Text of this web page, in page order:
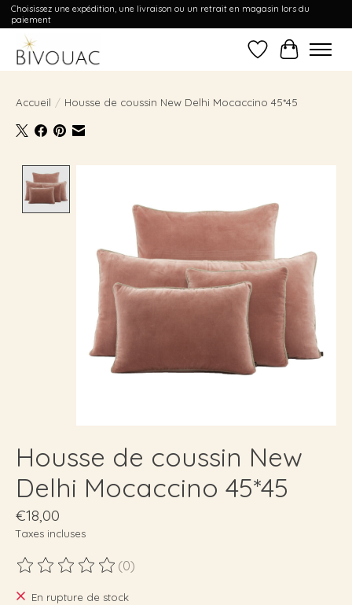
Choisissez une expédition, une livraison ou un retrait en magasin lors du
paiement
Liste dePanier
Accueil / Housse de coussin New Delhi Mocaccino 45*45
Housse de coussin New
Delhi Mocaccino 45*45
€18,00
Taxes incluses
Ce produit est évalué à
(0)
En rupture de stock